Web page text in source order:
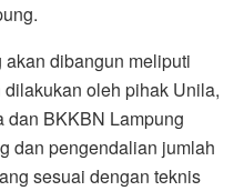
dibangun meliputi
oleh pihak Unila,
dan BKKBN Lampung
dan pengendalian jumlah
sesuai dengan teknis